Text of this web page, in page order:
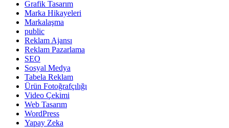
Grafik Tasarım
Marka Hikayeleri
Markalaşma
public
Reklam Ajansı
Reklam Pazarlama
SEO
Sosyal Medya
Tabela Reklam
Ürün Fotoğrafçılığı
Video Çekimi
Web Tasarım
WordPress
Yapay Zeka